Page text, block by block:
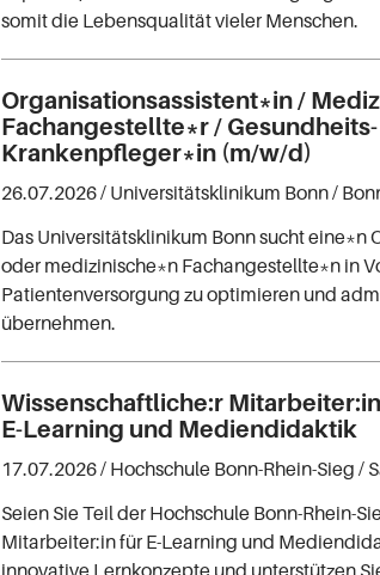
somit die Lebensqualität vieler Menschen.
Organisationsassistent*in /
Fachangestellte*r / Gesundheits-
Krankenpfleger*in (m/w/d)
26.07.2026 / Universitätsklinikum Bonn/
Das Universitätsklinikum Bonn sucht eine*n
oder medizinische*n Fachangestellte*n in
Patientenversorgung zu optimieren und
übernehmen.
Wissenschaftliche:r
E-Learning und Mediendidaktik
17.07.2026 / Hochschule Bonn-Rhein-Sieg /
Seien Sie Teil der Hochschule Bonn-Rhein-
Mitarbeiter:in für E-Learning und